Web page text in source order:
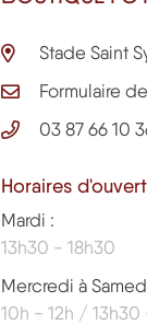
Stade Saint
Formulaire
03 87 66 10
Horaires
Mardi :
13h30 - 18h30
Mercredi à
10h - 12h / 13h30